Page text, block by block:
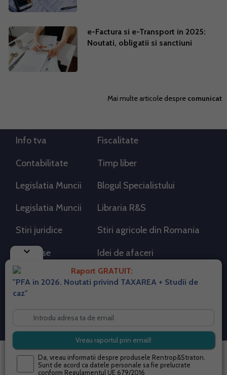
e-Factura si e-Transport in 2025:
Noutati, obligatii si sanctiuni
Mai multe articole despre comunicat
keyboard_arrow_down
Raport GRATUIT:
"PFA in 2026. Noutati privind TAXAREA + Studii de
caz"
Da, vreau informatii despre produsele Rentrop&Straton.
Sunt de acord ca datele personale sa fie prelucrate
conform Regulamentul UE 679/2016
Info tva Fiscalitate
Contabilitate Timp liber
Legislatia Muncii Blogul Specialistului
Legislatia Muncii Libraria R&S
Stiri juridice Stiri agricole din Romania
AdSense Idei de afaceri
RSS Flux RSS 2.0
Despre cookies
Termeni si conditii
Contact
© 2026 portalpfa.ro. Toate drepturile rezervate.